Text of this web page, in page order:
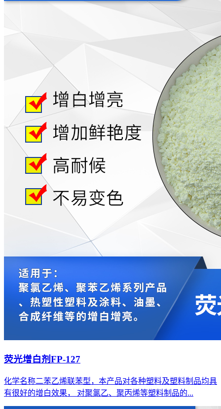
荧光增白剂FP-127
化学名称二苯乙烯联苯型，本产品对各种塑料及塑料制品均具
有很好的增白效果， 对聚氯乙、聚丙烯等塑料制品的...